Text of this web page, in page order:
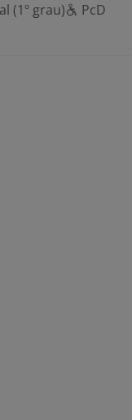
(1º grau)
PcD